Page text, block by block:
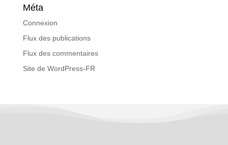
Méta
Connexion
Flux des publications
Flux des commentaires
Site de WordPress-FR